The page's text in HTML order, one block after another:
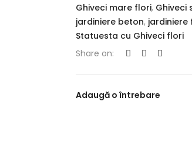
Ghiveci mare flori, Ghiveci
jardiniere beton, jardiniere
Statuesta cu Ghiveci flori
Share on:
Adaugă o întrebare